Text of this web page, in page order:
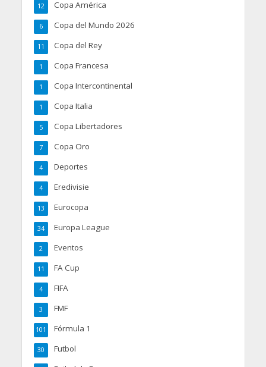
Copa América
12
Copa del Mundo 2026
6
Copa del Rey
11
Copa Francesa
1
Copa Intercontinental
1
Copa Italia
1
Copa Libertadores
5
Copa Oro
7
Deportes
4
Eredivisie
4
Eurocopa
13
Europa League
34
Eventos
2
FA Cup
11
FIFA
4
FMF
3
Fórmula 1
101
Futbol
30